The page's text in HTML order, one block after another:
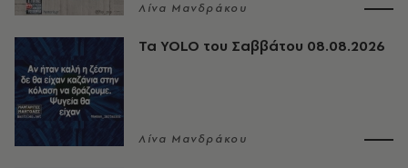
Λίνα Μανδράκου
Τα YOLO του Σαββάτου 08.08.2026
Λίνα Μανδράκου